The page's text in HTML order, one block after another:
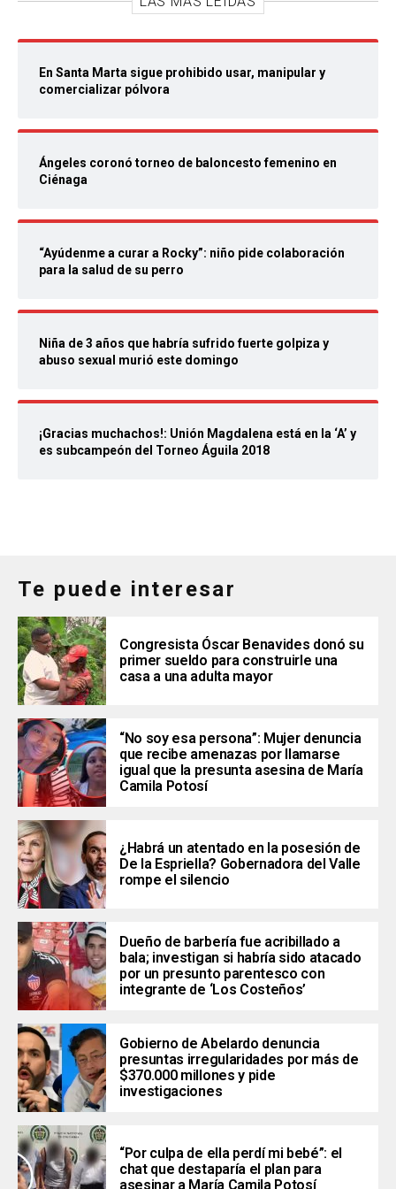
En Santa Marta sigue prohibido usar, manipular y
comercializar pólvora
Ángeles coronó torneo de baloncesto femenino en
Ciénaga
“Ayúdenme a curar a Rocky”: niño pide colaboración
para la salud de su perro
Niña de 3 años que habría sufrido fuerte golpiza y
abuso sexual murió este domingo
¡Gracias muchachos!: Unión Magdalena está en la ‘A’ y
es subcampeón del Torneo Águila 2018
Te puede interesar
Congresista Óscar Benavides donó su
primer sueldo para construirle una
casa a una adulta mayor
“No soy esa persona”: Mujer denuncia
que recibe amenazas por llamarse
igual que la presunta asesina de María
Camila Potosí
¿Habrá un atentado en la posesión de
De la Espriella? Gobernadora del Valle
rompe el silencio
Dueño de barbería fue acribillado a
bala; investigan si habría sido atacado
por un presunto parentesco con
integrante de ‘Los Costeños’
Gobierno de Abelardo denuncia
presuntas irregularidades por más de
$370.000 millones y pide
investigaciones
“Por culpa de ella perdí mi bebé”: el
chat que destaparía el plan para
asesinar a María Camila Potosí